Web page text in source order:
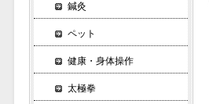
鍼灸
ペット
健康・身体操作
太極拳